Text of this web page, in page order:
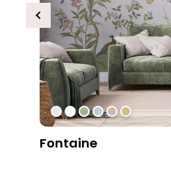
#e6e6e6
#ffffff
#abae95
#c0ced1
#c4bdac
#cebe81
Fontaine
Previous